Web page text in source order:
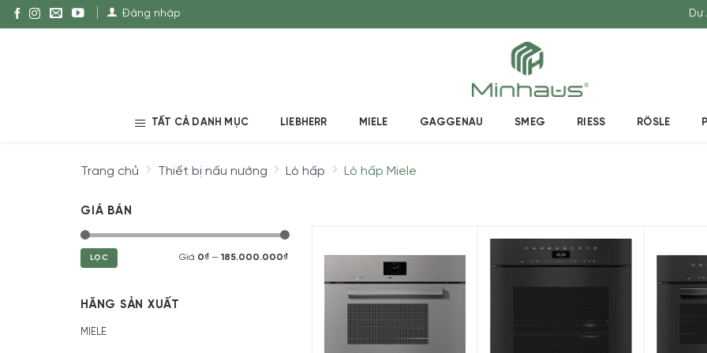
Đăng nhập Dự
TẤT CẢ DANH MỤC LIEBHERR MIELE GAGGENAU SMEG RIESS RÖSLE
Trang chủ Thiết bị nấu nướng Lò hấp Lò hấp Miele
GIÁ BÁN
LỌC Giá 0₫— 185.000.000₫
HÃNG SẢN XUẤT
MIELE